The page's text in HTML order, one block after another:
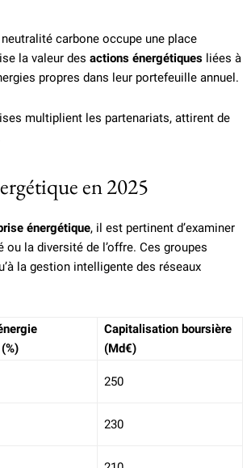
carbone occupe une place
la valeur des actions énergétiques liées à
propres dans leur portefeuille annuel.
multiplient les partenariats, attirent de
en 2025
énergétique, il est pertinent d’examiner
la diversité de l’offre. Ces groupes
la gestion intelligente des réseaux
Capitalisation boursière
(Md€)
250
230